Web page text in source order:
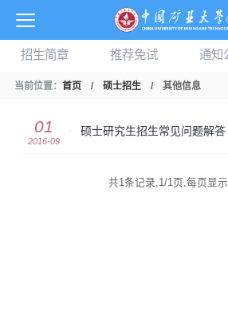
招生简章 推荐免试 通知
当前位置： 首页 / 硕士招生 / 其他信息
01
2016-09
硕士研究生招生常见问题解答
共1条记录,1/1页,每页显